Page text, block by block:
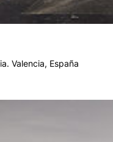
Valencia, España